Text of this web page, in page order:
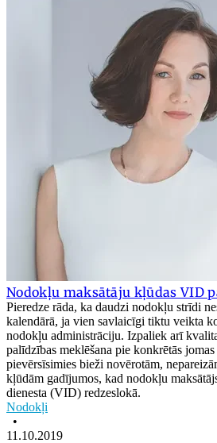
Nodokļu maksātāju kļūdas VID
Pieredze rāda, ka daudzi nodokļu strīdi
kalendārā, ja vien savlaicīgi tiktu veikta
nodokļu administrāciju. Izpaliek arī
palīdzības meklēšana pie konkrētās
pievērsīsimies bieži novērotām,
kļūdām gadījumos, kad nodokļu
dienesta (VID) redzeslokā.
Nodokļi
•
11.10.2019